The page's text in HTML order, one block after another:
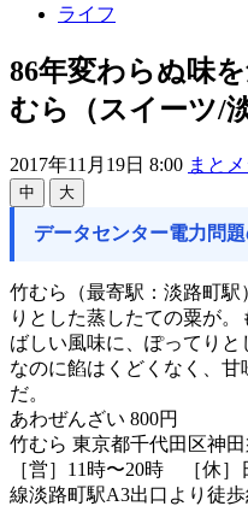
ライフ
86年変わらぬ味
むら（スイーツ/
2017年11月19日 8:00 まと
中 大
データセンター電力問
竹むら（最寄駅：淡路町
りとした蒸したての粟が
ばしい風味に、ぽってり
なのに餡はくどくなく、
だ。
あわぜんざい 800円
竹むら 東京都千代田区神
［営］11時〜20時 ［休
線淡路町駅A3出口より徒